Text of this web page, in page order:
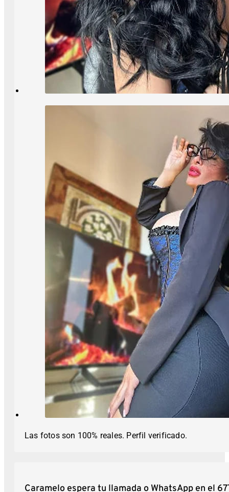
Las fotos son 100% reales. Perfil verificado.
Caramelo espera tu llamada o WhatsApp en el